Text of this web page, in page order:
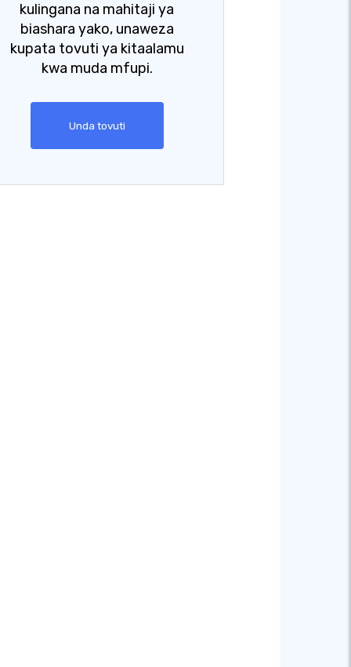
kulingana na mahitaji ya
biashara yako, unaweza
kupata tovuti ya kitaalamu
kwa muda mfupi.
Unda tovuti